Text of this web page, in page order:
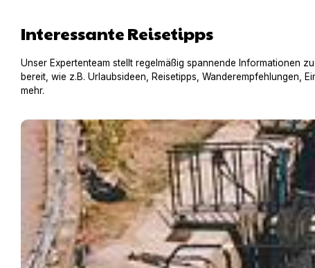
Interessante Reisetipps
Unser Expertenteam stellt regelmäßig spannende Informationen
bereit, wie z.B. Urlaubsideen, Reisetipps, Wanderempfehlungen,
mehr.
Hausboot mit Hund